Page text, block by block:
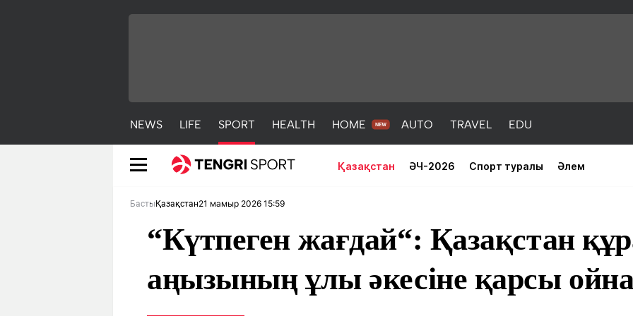
NEWS LIFE SPORT HEALTH HOME AUTO TRAVEL EDU
Қазақстан ӘЧ-2026 Спорт туралы Әлем
HEALTH AUTO
БастыҚазақстан21 мамыр 2026 15:59
“Күтпеген жағдай“: Қазақстан
аңызының ұлы әкесіне қарсы